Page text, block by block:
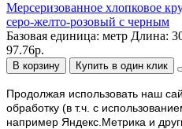
Мерсеризованное хлопковое
серо-желто-розовый с черным
Базовая единица: метр Длина:
97.76р.
В корзину Купить в один клик
Продолжая использовать наш
обработку (в т.ч. с
например Яндекс.Метрика и